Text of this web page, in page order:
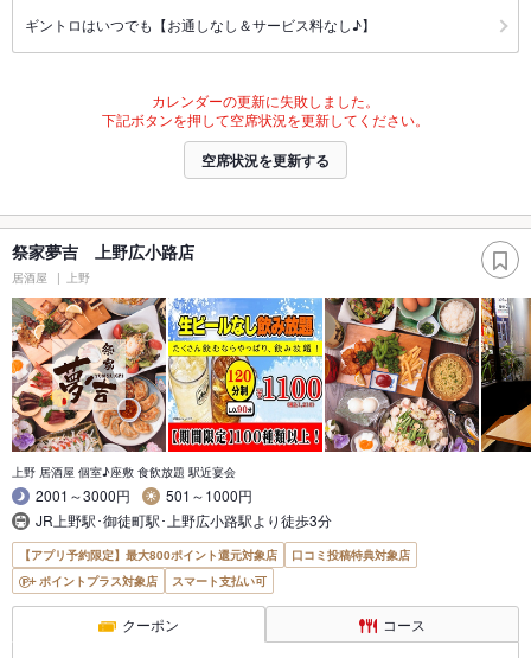
ギントロはいつでも【お通しなし＆サービス料なし♪】
カレンダーの更新に失敗しました。
下記ボタンを押して空席状況を更新してください。
空席状況を更新する
祭家夢吉 上野広小路店
居酒屋 上野
上野 居酒屋 個室♪座敷 食飲放題 駅近宴会
2001～3000円
501～1000円
JR上野駅･御徒町駅･上野広小路駅より徒歩3分
【アプリ予約限定】最大800ポイント還元対象店
口コミ投稿特典対象店
ポイントプラス対象店
スマート支払い可
クーポン コース